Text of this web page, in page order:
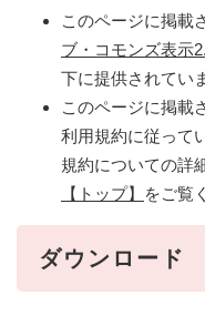
このページに掲載
ブ・コモンズ表示
下に提供されてい
このページに掲載
利用規約に従って
規約についての詳
【トップ】
をご覧
ダウンロード